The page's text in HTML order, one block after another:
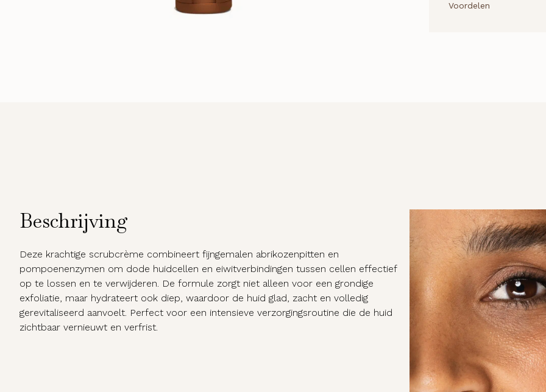
Voordelen
Beschrijving
Deze krachtige scrubcrème combineert fijngemalen abrikozenpitten en
pompoenenzymen om dode huidcellen en eiwitverbindingen tussen cellen effectief
op te lossen en te verwijderen. De formule zorgt niet alleen voor een grondige
exfoliatie, maar hydrateert ook diep, waardoor de huid glad, zacht en volledig
gerevitaliseerd aanvoelt. Perfect voor een intensieve verzorgingsroutine die de huid
zichtbaar vernieuwt en verfrist.